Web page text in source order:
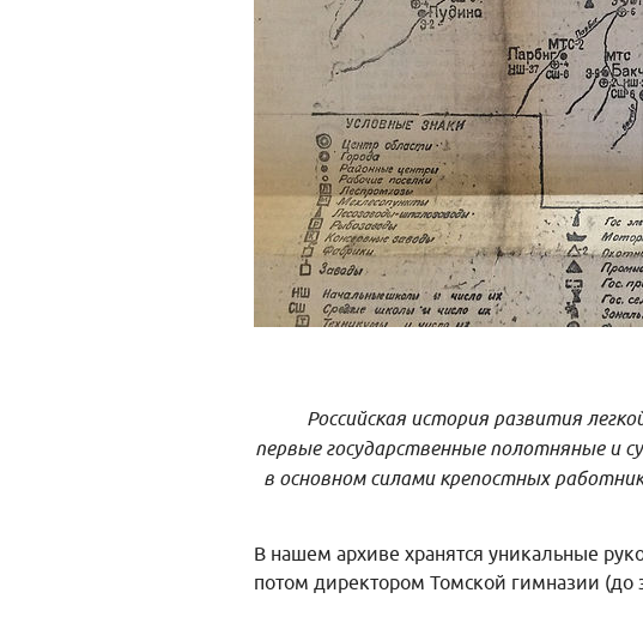
Российская история развития
первые государственные полотняные и
в основном силами крепостных
В нашем архиве хранятся уникальные
потом директором Томской гимназии